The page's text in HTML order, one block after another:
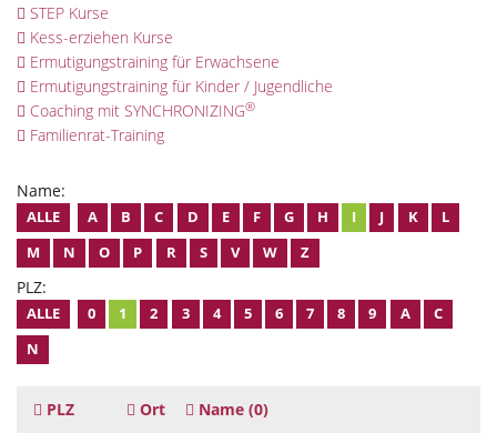
STEP Kurse
Kess-erziehen Kurse
Ermutigungstraining für Erwachsene
Ermutigungstraining für Kinder / Jugendliche
Coaching mit SYNCHRONIZING®
Familienrat-Training
Name:
ALLE A B C D E F G H I J K
L
M
N O P R S V W Z
PLZ:
ALLE 0 1 2 3 4 5 6 7 8 9 A
C
N
PLZ Ort Name (0)